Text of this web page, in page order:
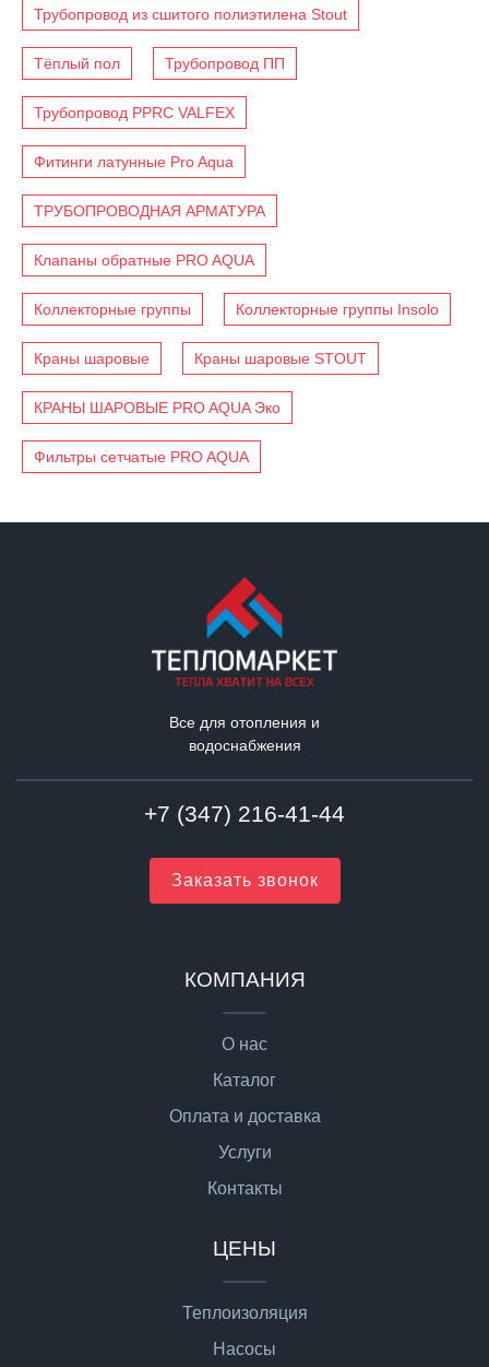
Трубопровод из сшитого полиэтилена Stout
Тёплый пол Трубопровод ПП
Трубопровод PPRC VALFEX
Фитинги латунные Pro Aqua
ТРУБОПРОВОДНАЯ АРМАТУРА
Клапаны обратные PRO AQUA
Коллекторные группы Коллекторные группы Insolo
Краны шаровые Краны шаровые STOUT
КРАНЫ ШАРОВЫЕ PRO AQUA Эко
Фильтры сетчатые PRO AQUA
Все для отопления и
водоснабжения
+7 (347) 216-41-44
Заказать звонок
КОМПАНИЯ
О нас
Каталог
Оплата и доставка
Услуги
Контакты
ЦЕНЫ
Теплоизоляция
Насосы